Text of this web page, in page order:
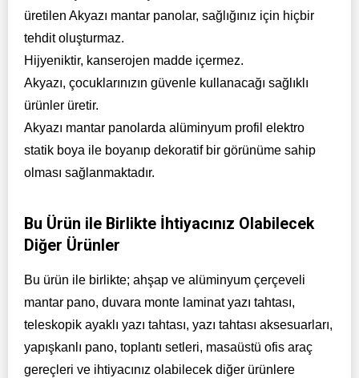
üretilen Akyazı mantar panolar, sağlığınız için hiçbir
tehdit oluşturmaz.
Hijyeniktir, kanserojen madde içermez.
Akyazı, çocuklarınızın güvenle kullanacağı sağlıklı
ürünler üretir.
Akyazı mantar panolarda alüminyum profil elektro
statik boya ile boyanıp dekoratif bir görünüme sahip
olması sağlanmaktadır.
Bu Ürün ile Birlikte İhtiyacınız Olabilecek
Diğer Ürünler
Bu ürün ile birlikte; ahşap ve alüminyum çerçeveli
mantar pano, duvara monte laminat yazı tahtası,
teleskopik ayaklı yazı tahtası, yazı tahtası aksesuarları,
yapışkanlı pano, toplantı setleri, masaüstü ofis araç
gereçleri ve ihtiyacınız olabilecek diğer ürünlere